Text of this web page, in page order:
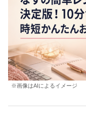
※画像はAIによるイメージ